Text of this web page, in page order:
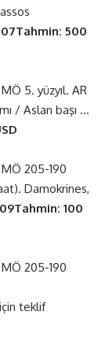
Tahmin: 500
5. yüzyıl. AR
/ Aslan başı …
MÖ 205-190
Damokrines,
Tahmin: 100
MÖ 205-190
teklif